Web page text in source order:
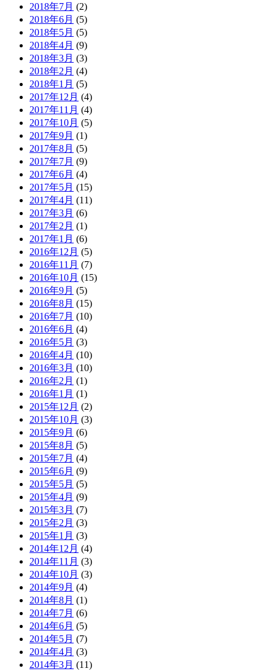
2018年7月 (2)
2018年6月 (5)
2018年5月 (5)
2018年4月 (9)
2018年3月 (3)
2018年2月 (4)
2018年1月 (5)
2017年12月 (4)
2017年11月 (4)
2017年10月 (5)
2017年9月 (1)
2017年8月 (5)
2017年7月 (9)
2017年6月 (4)
2017年5月 (15)
2017年4月 (11)
2017年3月 (6)
2017年2月 (1)
2017年1月 (6)
2016年12月 (5)
2016年11月 (7)
2016年10月 (15)
2016年9月 (5)
2016年8月 (15)
2016年7月 (10)
2016年6月 (4)
2016年5月 (3)
2016年4月 (10)
2016年3月 (10)
2016年2月 (1)
2016年1月 (1)
2015年12月 (2)
2015年10月 (3)
2015年9月 (6)
2015年8月 (5)
2015年7月 (4)
2015年6月 (9)
2015年5月 (5)
2015年4月 (9)
2015年3月 (7)
2015年2月 (3)
2015年1月 (3)
2014年12月 (4)
2014年11月 (3)
2014年10月 (3)
2014年9月 (4)
2014年8月 (1)
2014年7月 (6)
2014年6月 (5)
2014年5月 (7)
2014年4月 (3)
2014年3月 (11)